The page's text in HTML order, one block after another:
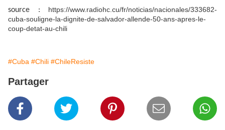
source : https://www.radiohc.cu/fr/noticias/nacionales/333682-
cuba-souligne-la-dignite-de-salvador-allende-50-ans-apres-le-
coup-detat-au-chili
#Cuba #Chili #ChileResiste
Partager